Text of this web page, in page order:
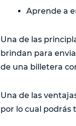
Aprende a
Una de las
brindan para
de una billetera
Una de las
por lo cual podrás